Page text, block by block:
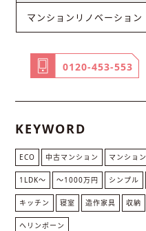
マンションリノベーション
0120-453-553
KEYWORD
ECO 中古マンション マンション
1LDK〜 〜1000万円 シンプル
キッチン 寝室 造作家具 収納
ヘリンボーン